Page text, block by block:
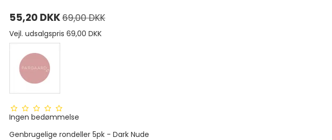
55,20 DKK69,00 DKK
Vejl. udsalgspris 69,00 DKK
Ingen bedømmelse
Genbrugelige rondeller 5pk - Dark Nude